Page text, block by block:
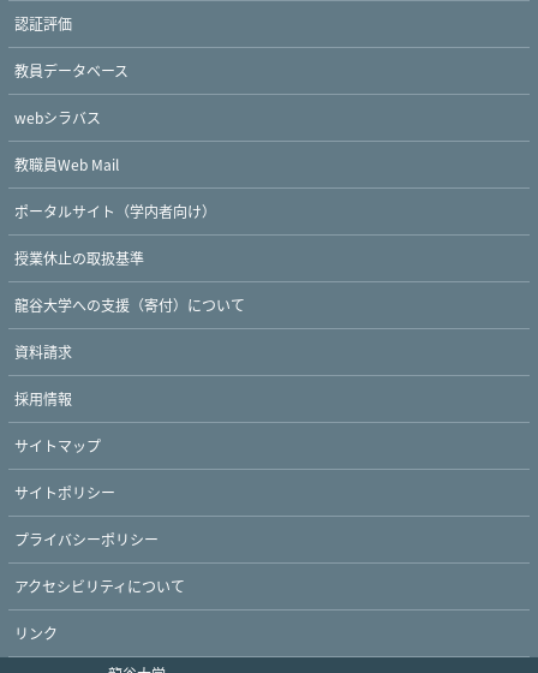
認証評価
教員データベース
webシラバス
教職員Web Mail
ポータルサイト（学内者向け）
授業休止の取扱基準
龍谷大学への支援（寄付）について
資料請求
採用情報
サイトマップ
サイトポリシー
プライバシーポリシー
アクセシビリティについて
リンク